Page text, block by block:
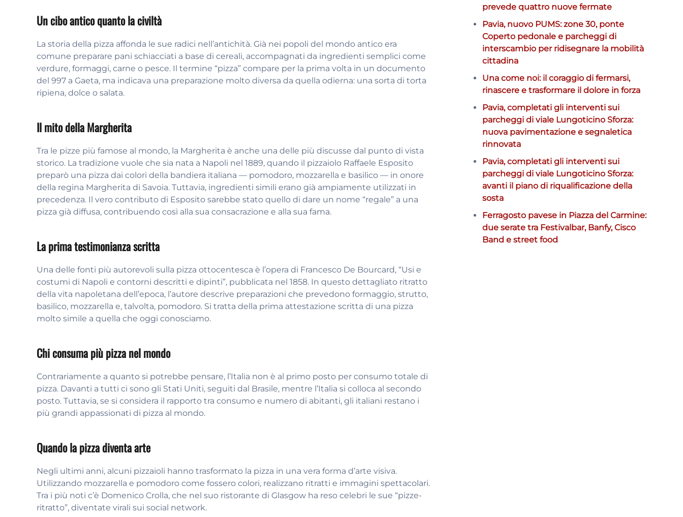
Un cibo antico quanto la civiltà
La storia della pizza affonda le sue radici nell’antichità. Già nei popoli del mondo antico era
comune preparare pani schiacciati a base di cereali, accompagnati da ingredienti semplici come
verdure, formaggi, carne o pesce. Il termine “pizza” compare per la prima volta in un documento
del 997 a Gaeta, ma indicava una preparazione molto diversa da quella odierna: una sorta di torta
ripiena, dolce o salata.
Il mito della Margherita
Tra le pizze più famose al mondo, la Margherita è anche una delle più discusse dal punto di vista
storico. La tradizione vuole che sia nata a Napoli nel 1889, quando il pizzaiolo Raffaele Esposito
preparò una pizza dai colori della bandiera italiana — pomodoro, mozzarella e basilico — in onore
della regina Margherita di Savoia. Tuttavia, ingredienti simili erano già ampiamente utilizzati in
precedenza. Il vero contributo di Esposito sarebbe stato quello di dare un nome “regale” a una
pizza già diffusa, contribuendo così alla sua consacrazione e alla sua fama.
La prima testimonianza scritta
Una delle fonti più autorevoli sulla pizza ottocentesca è l’opera di Francesco De Bourcard, “Usi e
costumi di Napoli e contorni descritti e dipinti”, pubblicata nel 1858. In questo dettagliato ritratto
della vita napoletana dell’epoca, l’autore descrive preparazioni che prevedono formaggio, strutto,
basilico, mozzarella e, talvolta, pomodoro. Si tratta della prima attestazione scritta di una pizza
molto simile a quella che oggi conosciamo.
Chi consuma più pizza nel mondo
Contrariamente a quanto si potrebbe pensare, l’Italia non è al primo posto per consumo totale di
pizza. Davanti a tutti ci sono gli Stati Uniti, seguiti dal Brasile, mentre l’Italia si colloca al secondo
posto. Tuttavia, se si considera il rapporto tra consumo e numero di abitanti, gli italiani restano i
più grandi appassionati di pizza al mondo.
Quando la pizza diventa arte
Negli ultimi anni, alcuni pizzaioli hanno trasformato la pizza in una vera forma d’arte visiva.
Utilizzando mozzarella e pomodoro come fossero colori, realizzano ritratti e immagini spettacolari.
Tra i più noti c’è Domenico Crolla, che nel suo ristorante di Glasgow ha reso celebri le sue “pizze-
ritratto”, diventate virali sui social network.
prevede quattro nuove fermate
Pavia, nuovo PUMS: zone 30, ponte
Coperto pedonale e parcheggi di
interscambio per ridisegnare la mobilità
cittadina
Una come noi: il coraggio di fermarsi,
rinascere e trasformare il dolore in forza
Pavia, completati gli interventi sui
parcheggi di viale Lungoticino Sforza:
nuova pavimentazione e segnaletica
rinnovata
Pavia, completati gli interventi sui
parcheggi di viale Lungoticino Sforza:
avanti il piano di riqualificazione della
sosta
Ferragosto pavese in Piazza del Carmine:
due serate tra Festivalbar, Banfy, Cisco
Band e street food